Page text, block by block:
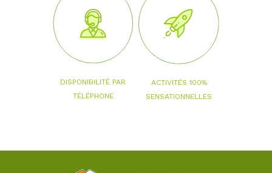
DISPONIBILITÉ PAR
TÉLÉPHONE
ACTIVITÉS 100%
SENSATIONNELLES